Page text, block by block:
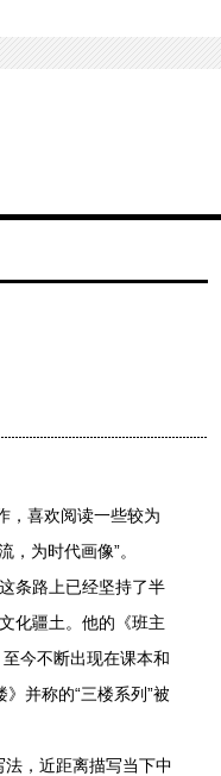
，喜欢阅读一些较为
为时代画像”。
条路上已经坚持了半
化疆土。他的《班主
今不断出现在课本和
并称的“三楼系列”被
法，近距离描写当下中